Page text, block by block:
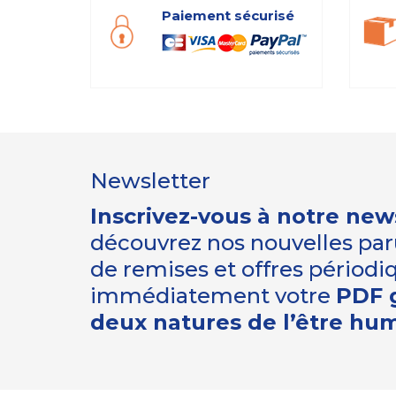
Paiement sécurisé
Newsletter
Inscrivez-vous à notre
découvrez nos nouvelles
de remises et offres
immédiatement votre PDF
deux natures de l’être